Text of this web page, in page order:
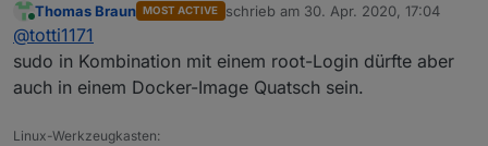
allerdings schon seit einiger Zeit - diese Probs habe
ich jetzt erst nach dem letzten Update vor ein paar
tagen
Online
Thomas Braun MOST ACTIVE schrieb am 30. Apr. 2020, 17:04
zuletzt editiert von
@totti1171
sudo in Kombination mit einem root-Login dürfte aber
auch in einem Docker-Image Quatsch sein.
Linux-Werkzeugkasten: